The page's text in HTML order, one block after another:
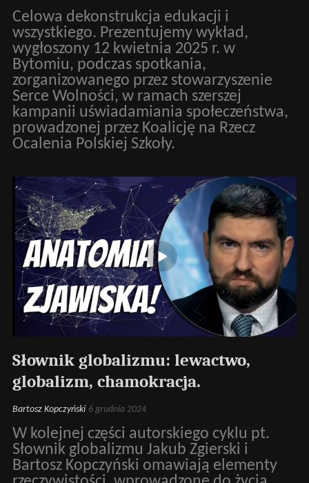
Celowa dekonstrukcja edukacji i
wszystkiego. Prezentujemy wykład,
wygłoszony 12 kwietnia 2025 r. w
Bytomiu, podczas spotkania,
zorganizowanego przez stowarzyszenie
Serce Wolności, w ramach szerszej
kampanii uświadamiania społeczeństwa,
prowadzonej przez Koalicję na Rzecz
Ocalenia Polskiej Szkoły.
Słownik globalizmu: lewactwo,
globalizm, chamokracja.
Bartosz Kopczyński 6 grudnia 2024
W kolejnej części autorskiego cyklu pt.
Słownik globalizmu Jakub Zgierski i
Bartosz Kopczyński omawiają elementy